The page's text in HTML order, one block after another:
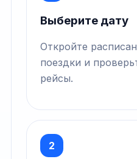
Выберите дату
Откройте
поездки и
рейсы.
2